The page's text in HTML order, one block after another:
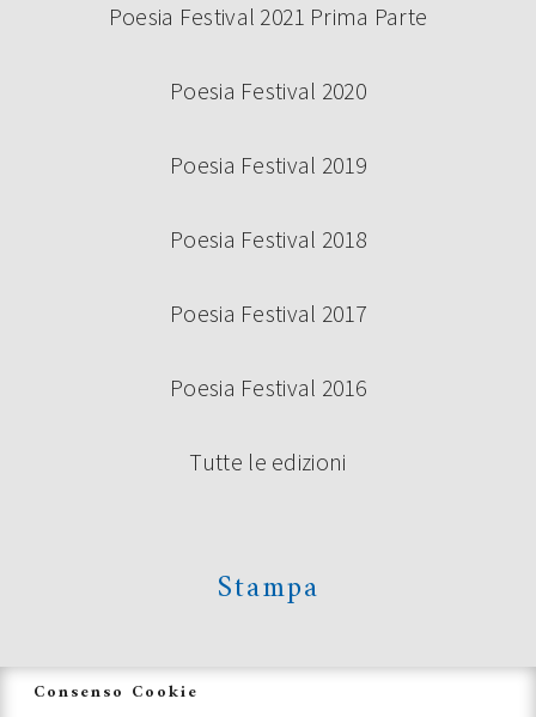
Poesia Festival 2021 Prima Parte
Poesia Festival 2020
Poesia Festival 2019
Poesia Festival 2018
Poesia Festival 2017
Poesia Festival 2016
Tutte le edizioni
Stampa
Consenso Cookie